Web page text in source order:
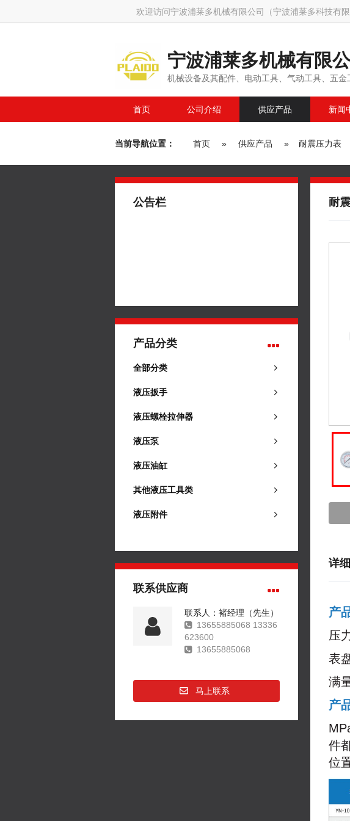
欢迎访问宁波浦莱多机械有限公司（宁波浦莱多科技有限
宁波浦莱多机械有限
有限公司）
机械设备及其配件、电动工具、气动工具、五金
首页 公司介绍 供应产品 新闻
当前导航位置： 首页 » 供应产品 » 耐震压力表
公告栏
产品分类
全部分类
液压扳手
液压螺栓拉伸器
液压泵
液压油缸
其他液压工具类
液压附件
联系供应商
联系人：褚经理（先生）
13655885068 13336
623600
13655885068
马上联系
耐
详
产
压
表
满
产
件
位